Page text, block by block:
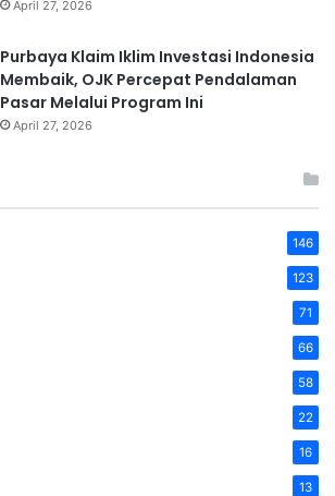
April 27, 2026
Purbaya Klaim Iklim Investasi Indonesia
Membaik, OJK Percepat Pendalaman
Pasar Melalui Program Ini
April 27, 2026
146
123
71
66
58
22
16
13